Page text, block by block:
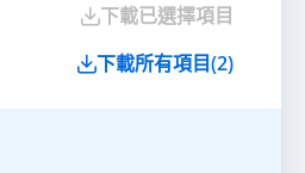
下載已選擇項目
下載所有項目(2)